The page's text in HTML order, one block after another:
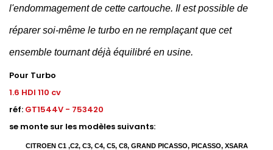
l'endommagement de cette cartouche. Il est possible de
réparersoi-même le turbo en ne remplaçant que cet
ensemble tournant déjà équilibré en usine.
Pour Turbo
1.6 HDI 110 cv
réf: GT1544V - 753420
se monte sur les modèles suivants:
CITROEN C1 ,C2, C3, C4, C5, C8, GRAND PICASSO, PICASSO, XSARA